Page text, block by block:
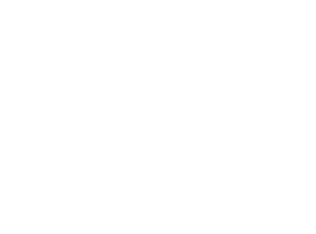
8 (Кемерово)